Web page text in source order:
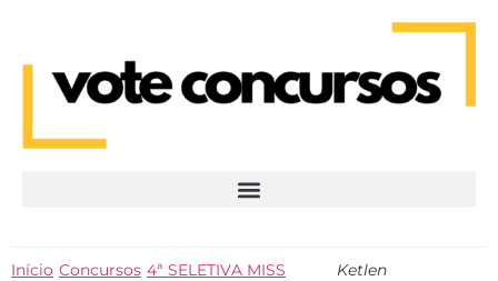
Início Concursos 4ª SELETIVA MISS
Ketlen